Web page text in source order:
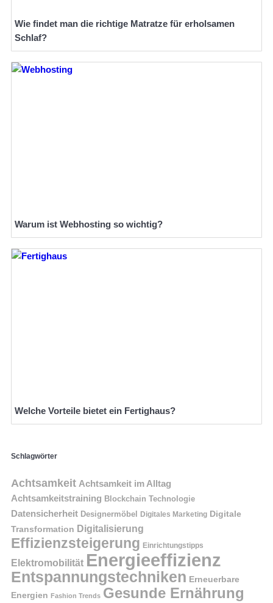
Wie findet man die richtige Matratze für erholsamen
Schlaf?
Warum ist Webhosting so wichtig?
Welche Vorteile bietet ein Fertighaus?
Schlagwörter
Achtsamkeit Achtsamkeit im Alltag
Achtsamkeitstraining Blockchain Technologie
Datensicherheit Designermöbel Digitales Marketing Digitale
Transformation Digitalisierung
Effizienzsteigerung Einrichtungstipps
Elektromobilität Energieeffizienz
Entspannungstechniken Erneuerbare
Energien Fashion Trends Gesunde Ernährung